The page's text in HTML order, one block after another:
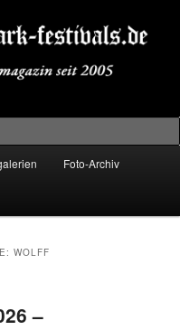
Foto-Archiv
WOLFF
–